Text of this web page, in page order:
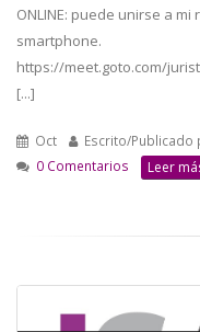
ONLINE: puede unirse a
smartphone.
https://meet.goto.com/
[...]
Oct Escrito/Publicado
0 Comentarios Leer